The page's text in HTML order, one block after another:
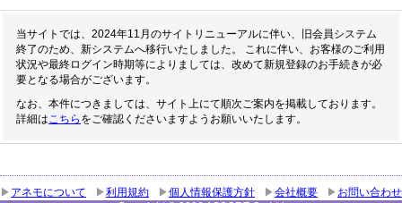
当サイトでは、2024年11月のサイトリニューアルに伴い、旧会員システム
終了のため、新システムへ移行いたしました。 これに伴い、お客様のご利用
状況や最終ログイン時期等によりましては、改めて新規登録のお手続きが必
要となる場合がございます。
なお、本件につきましては、サイト上にて順次ご案内を掲載しております。
詳細はこちら をご確認くださいますようお願いいたします。
アネモについて 利用規約 個人情報保護方針 会社概要
お問い合わせ